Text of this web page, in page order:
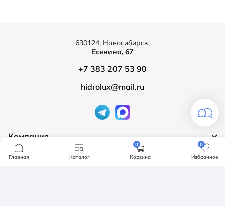
Компания
О компании
Продукция
630124, Новосибирск,
Есенина, 67
+7 383 207 53 90
hidrolux@mail.ru
Главная Каталог
0
Корзина
0
Избранное